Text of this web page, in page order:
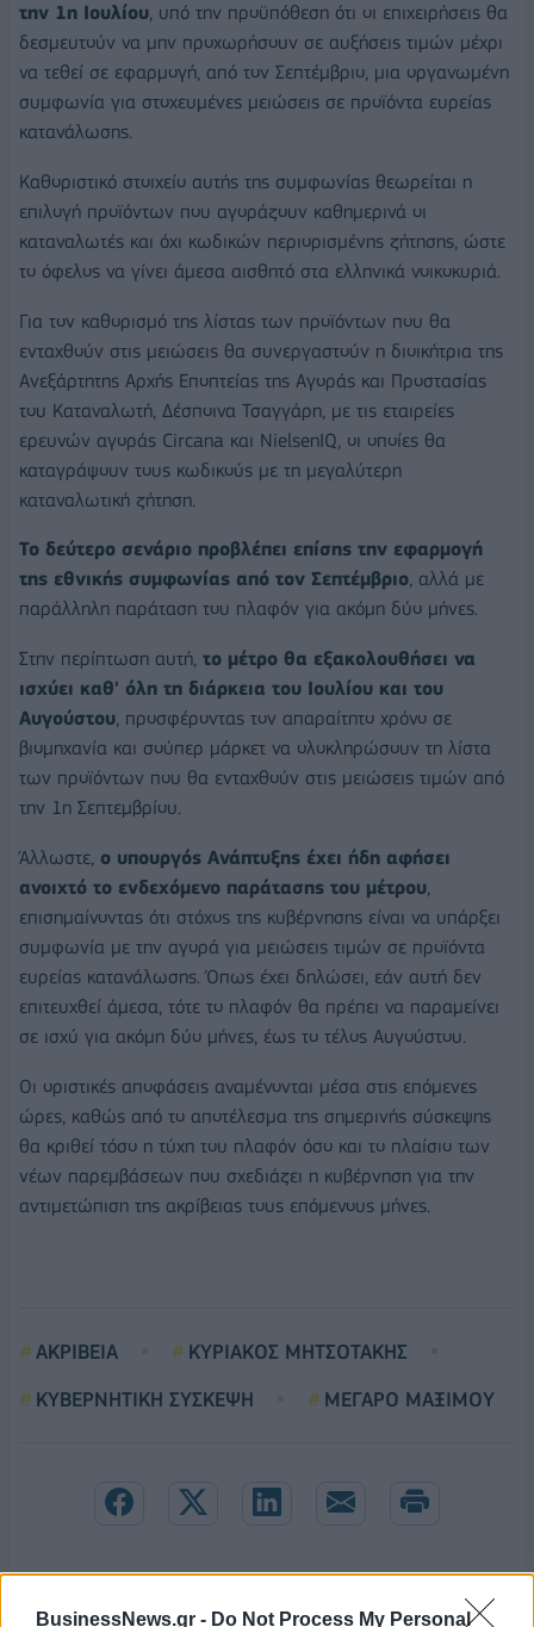
BusinessNews.gr - Do Not Process My Personal
την 1η Ιουλίου, υπό την προϋπόθεση ότι οι επιχειρήσεις θα
δεσμευτούν να μην προχωρήσουν σε αυξήσεις τιμών μέχρι
να τεθεί σε εφαρμογή, από τον Σεπτέμβριο, μια οργανωμένη
συμφωνία για στοχευμένες μειώσεις σε προϊόντα ευρείας
κατανάλωσης.
Καθοριστικό στοιχείο αυτής της συμφωνίας θεωρείται η
επιλογή προϊόντων που αγοράζουν καθημερινά οι
καταναλωτές και όχι κωδικών περιορισμένης ζήτησης, ώστε
το όφελος να γίνει άμεσα αισθητό στα ελληνικά νοικοκυριά.
Για τον καθορισμό της λίστας των προϊόντων που θα
ενταχθούν στις μειώσεις θα συνεργαστούν η διοικήτρια της
Ανεξάρτητης Αρχής Εποπτείας της Αγοράς και Προστασίας
του Καταναλωτή, Δέσποινα Τσαγγάρη, με τις εταιρείες
ερευνών αγοράς Circana και NielsenIQ, οι οποίες θα
καταγράψουν τους κωδικούς με τη μεγαλύτερη
καταναλωτική ζήτηση.
Το δεύτερο σενάριο προβλέπει επίσης την εφαρμογή
της εθνικής συμφωνίας από τον Σεπτέμβριο, αλλά με
παράλληλη παράταση του πλαφόν για ακόμη δύο μήνες.
Στην περίπτωση αυτή, το μέτρο θα εξακολουθήσει να
ισχύει καθ' όλη τη διάρκεια του Ιουλίου και του
Αυγούστου, προσφέροντας τον απαραίτητο χρόνο σε
βιομηχανία και σούπερ μάρκετ να ολοκληρώσουν τη λίστα
των προϊόντων που θα ενταχθούν στις μειώσεις τιμών από
την 1η Σεπτεμβρίου.
Άλλωστε, ο υπουργός Ανάπτυξης έχει ήδη αφήσει
ανοιχτό το ενδεχόμενο παράτασης του μέτρου,
επισημαίνοντας ότι στόχος της κυβέρνησης είναι να υπάρξει
συμφωνία με την αγορά για μειώσεις τιμών σε προϊόντα
ευρείας κατανάλωσης. Όπως έχει δηλώσει, εάν αυτή δεν
επιτευχθεί άμεσα, τότε το πλαφόν θα πρέπει να παραμείνει
σε ισχύ για ακόμη δύο μήνες, έως το τέλος Αυγούστου.
Οι οριστικές αποφάσεις αναμένονται μέσα στις επόμενες
ώρες, καθώς από το αποτέλεσμα της σημερινής σύσκεψης
θα κριθεί τόσο η τύχη του πλαφόν όσο και το πλαίσιο των
νέων παρεμβάσεων που σχεδιάζει η κυβέρνηση για την
αντιμετώπιση της ακρίβειας τους επόμενους μήνες.
ΑΚΡΙΒΕΙΑ
ΚΥΡΙΑΚΟΣ ΜΗΤΣΟΤΑΚΗΣ
ΚΥΒΕΡΝΗΤΙΚΗ ΣΥΣΚΕΨΗ
ΜΕΓΑΡΟ ΜΑΞΙΜΟΥ